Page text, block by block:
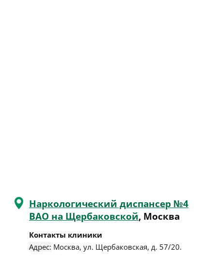
Наркологический диспансер №4
ВАО на Щербаковской, Москва
Контакты клиники
Адрес: Москва, ул. Щербаковская, д. 57/20.